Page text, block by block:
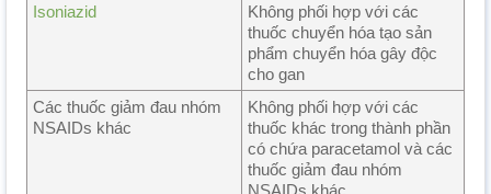
Isoniazid
Không phối hợp với các
thuốc chuyển hóa tạo sản
phẩm chuyển hóa gây độc
cho gan
Các thuốc giảm đau nhóm
NSAIDs khác
Không phối hợp với các
thuốc khác trong thành phần
có chứa paracetamol và các
thuốc giảm đau nhóm
NSAIDs khác